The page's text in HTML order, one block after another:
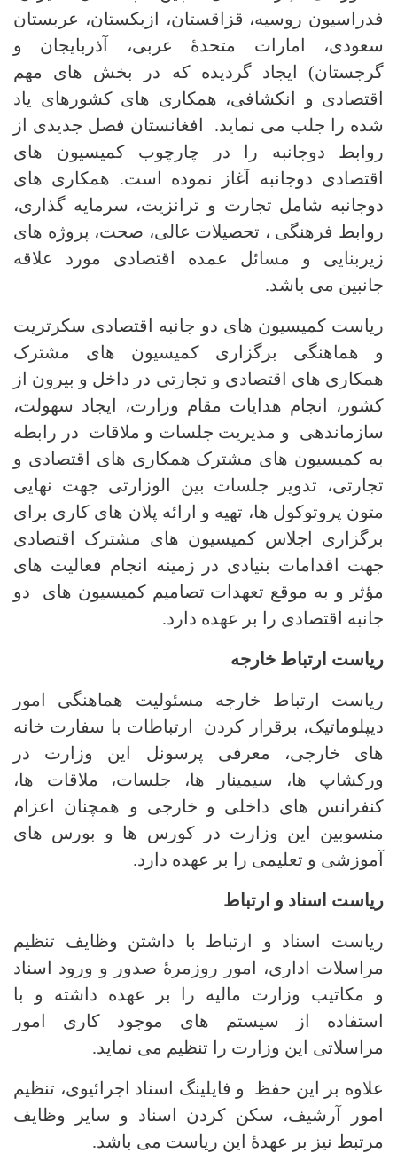
فدراسیون روسیه، قزاقستان، ازبکستان، عربستان
سعودی، امارات متحدۀ عربی، آذربایجان و
گرجستان) ایجاد گردیده که در بخش های مهم
اقتصادی و انکشافی، همکاری های کشورهای یاد
شده را جلب می نماید. افغانستان فصل جدیدی از
روابط دوجانبه را در چارچوب کمیسیون های
اقتصادی دوجانبه آغاز نموده است. همکاری های
دوجانبه شامل تجارت و ترانزیت، سرمایه گذاری،
روابط فرهنگی ، تحصیلات عالی، صحت، پروژه های
زیربنایی و مسائل عمده اقتصادی مورد علاقه
جانبین می باشد.
ریاست کمیسیون های دو جانبه اقتصادی سکرتریت
و هماهنگی برگزاری کمیسیون های مشترک
همکاری های اقتصادی و تجارتی در داخل و بیرون از
کشور، انجام هدایات مقام وزارت، ایجاد سهولت،
سازماندهی و مدیریت جلسات و ملاقات در رابطه
به کمیسیون های مشترک همکاری های اقتصادی و
تجارتی، تدویر جلسات بین الوزارتی جهت نهایی
متون پروتوکول ها، تهیه و ارائه پلان های کاری برای
برگزاری اجلاس کمیسیون های مشترک اقتصادی
جهت اقدامات بنیادی در زمینه انجام فعالیت های
مؤثر و به موقع تعهدات تصامیم کمیسیون های دو
جانبه اقتصادی را بر عهده دارد.
ریاست ارتباط خارجه
ریاست ارتباط خارجه مسئولیت هماهنگی امور
دیپلوماتیک، برقرار کردن ارتباطات با سفارت خانه
های خارجی، معرفی پرسونل این وزارت در
ورکشاپ ها، سیمینار ها، جلسات، ملاقات ها،
کنفرانس های داخلی و خارجی و همچنان اعزام
منسوبین این وزارت در کورس ها و بورس های
آموزشی و تعلیمی را بر عهده دارد.
ریاست اسناد و ارتباط
ریاست اسناد و ارتباط با داشتن وظایف تنظیم
مراسلات اداری، امور روزمرۀ صدور و ورود اسناد
و مکاتیب وزارت مالیه را بر عهده داشته و با
استفاده از سیستم های موجود کاری امور
مراسلاتی این وزارت را تنظیم می نماید.
علاوه بر این حفظ و فایلینگ اسناد اجرائیوی، تنظیم
امور آرشیف، سکن کردن اسناد و سایر وظایف
مرتبط نیز بر عهدۀ این ریاست می باشد.